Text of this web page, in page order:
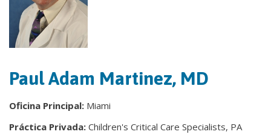
Paul Adam Martinez, MD
Oficina Principal: Miami
Práctica Privada: Children's Critical Care Specialists, PA